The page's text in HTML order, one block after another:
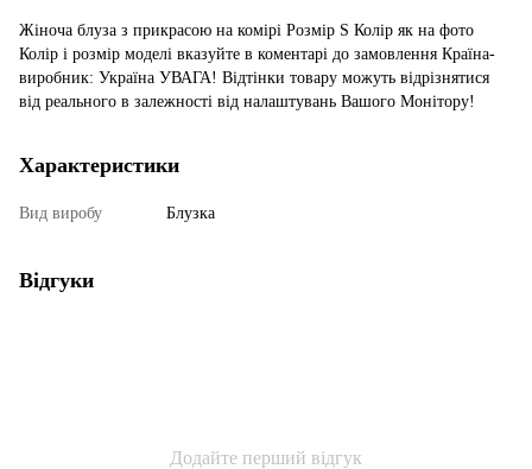
Жіноча блуза з прикрасою на комірі Розмір S Колір як на фото
Колір і розмір моделі вказуйте в коментарі до замовлення Країна-
виробник: Україна УВАГА! Відтінки товару можуть відрізнятися
від реального в залежності від налаштувань Вашого Монітору!
Характеристики
Вид виробу Блузка
Відгуки
Додайте перший відгук